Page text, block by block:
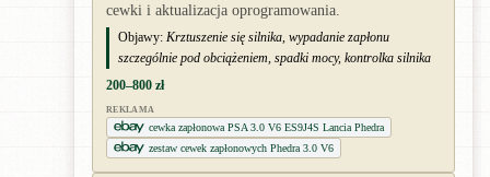
cewki i aktualizacja oprogramowania.
Objawy: Krztuszenie się silnika, wypadanie zapłonu
szczególnie pod obciążeniem, spadki mocy, kontrolka silnika
200–800 zł
REKLAMA
cewka zapłonowa PSA 3.0 V6 ES9J4S Lancia Phedra
zestaw cewek zapłonowych Phedra 3.0 V6